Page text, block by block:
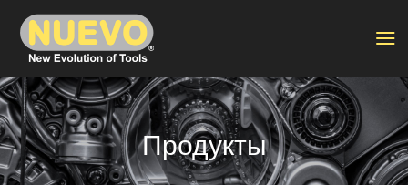
Продукты